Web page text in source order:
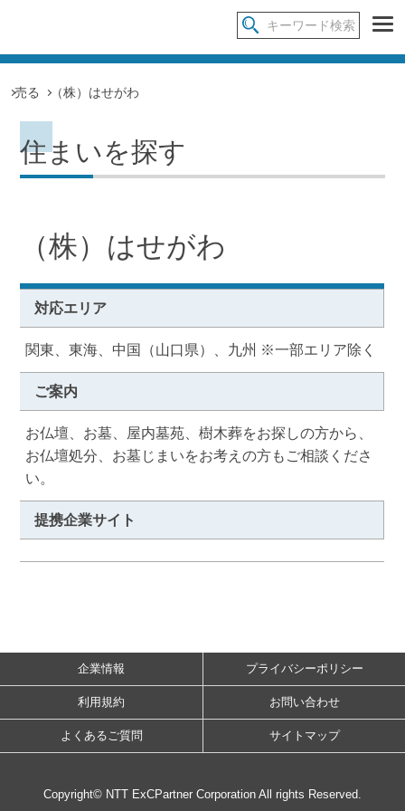
売る （株）はせがわ
住まいを探す
（株）はせがわ
対応エリア
関東、東海、中国（山口県）、九州 ※一部エリア除く
ご案内
お仏壇、お墓、屋内墓苑、樹木葬をお探しの方から、
お仏壇処分、お墓じまいをお考えの方もご相談くださ
い。
提携企業サイト
企業情報 プライバシーポリシー
利用規約 お問い合わせ
よくあるご質問 サイトマップ
Copyright© NTT ExCPartner Corporation All rights Reserved.